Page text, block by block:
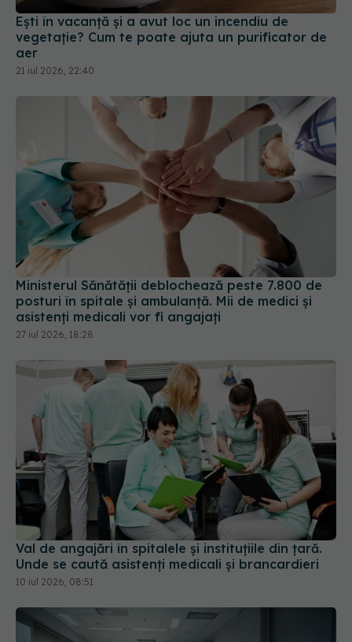
aer
21 iul 2026, 22:40
Ministerul Sănătății deblochează peste 7.800 de
posturi în spitale și ambulanță. Mii de medici și
asistenți medicali vor fi angajați
27 iul 2026, 18:28
Val de angajări în spitalele și instituțiile din țară.
Unde se caută asistenți medicali și brancardieri
10 iul 2026, 08:51